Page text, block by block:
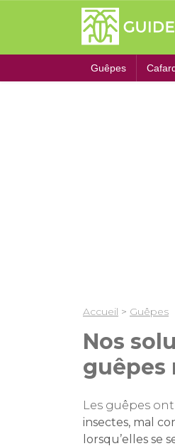
Guêpes
Accueil > Guêpes
Nos
guêpes
Les guêpes
insectes, mal
lorsqu’elles se